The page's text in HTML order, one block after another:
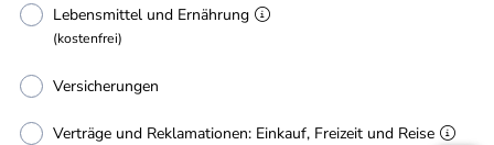
Lebensmittel und Ernährung
(kostenfrei)
Versicherungen
Verträge und Reklamationen: Einkauf, Freizeit und Reise